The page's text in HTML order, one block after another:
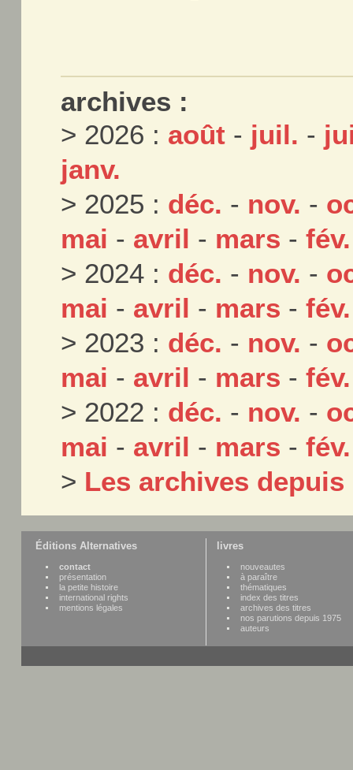
archives :
> 2026 : août - juil. -
janv.
> 2025 : déc. - nov. -
mai - avril - mars -fév.
> 2024 : déc. - nov. -
mai - avril - mars -fév.
> 2023 : déc. - nov. -
mai - avril - mars -fév.
> 2022 : déc. - nov. -
mai - avril - mars -fév.
> Les archives depuis
Éditions Alternatives
contact
présentation
la petite histoire
international rights
mentions légales
livres
nouveautes
à paraître
thématiques
index des titres
archives des titres
nos parutions depuis 1975
auteurs